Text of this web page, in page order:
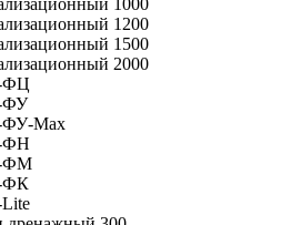
1200
1500
2000
ФЦ
ФУ
ФУ-Мах
ФН
ФМ
ФК